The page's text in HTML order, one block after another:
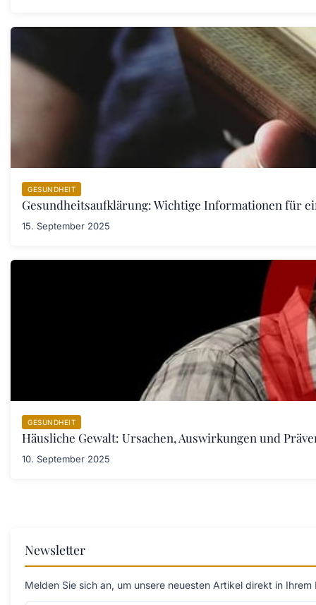
GESUNDHEIT
Gesundheitsaufklärung: Wichtige Informationen für
15. September 2025
GESUNDHEIT
Häusliche Gewalt: Ursachen, Auswirkungen und
10. September 2025
Newsletter
Melden Sie sich an, um unsere neuesten Artikel direkt in